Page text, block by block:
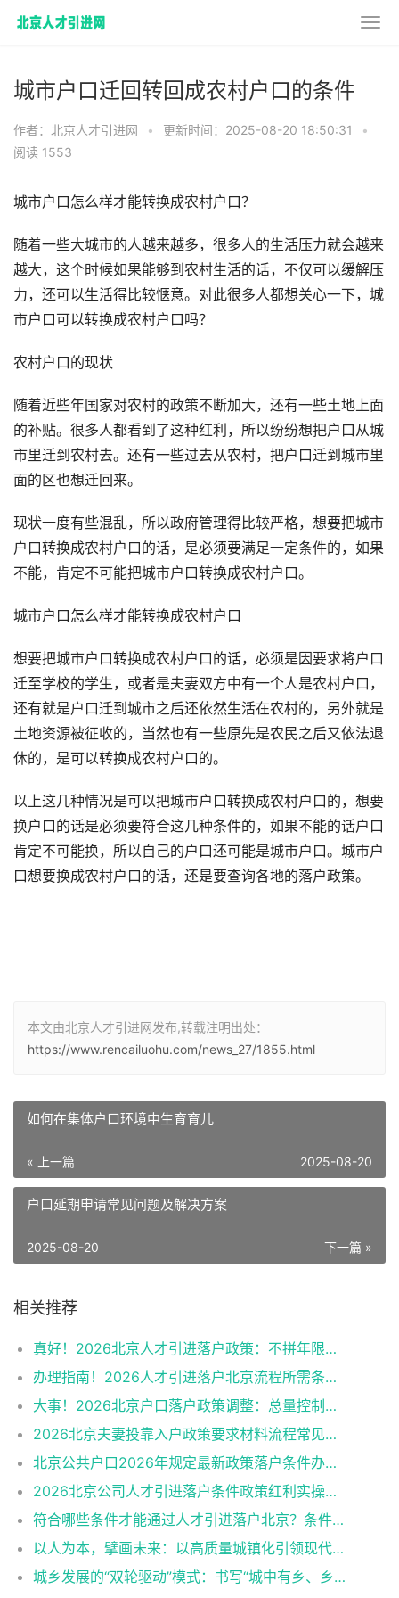
城市户口迁回转回成农村户口的条件
作者：北京人才引进网 • 更新时间：2025-08-20 18:50:31
•
阅读 1553
城市户口怎么样才能转换成农村户口？
随着一些大城市的人越来越多，很多人的生活压力就会越来
越大，这个时候如果能够到农村生活的话，不仅可以缓解压
力，还可以生活得比较惬意。对此很多人都想关心一下，城
市户口可以转换成农村户口吗？
农村户口的现状
随着近些年国家对农村的政策不断加大，还有一些土地上面
的补贴。很多人都看到了这种红利，所以纷纷想把户口从城
市里迁到农村去。还有一些过去从农村，把户口迁到城市里
面的区也想迁回来。
现状一度有些混乱，所以政府管理得比较严格，想要把城市
户口转换成农村户口的话，是必须要满足一定条件的，如果
不能，肯定不可能把城市户口转换成农村户口。
城市户口怎么样才能转换成农村户口
想要把城市户口转换成农村户口的话，必须是因要求将户口
迁至学校的学生，或者是夫妻双方中有一个人是农村户口，
还有就是户口迁到城市之后还依然生活在农村的，另外就是
土地资源被征收的，当然也有一些原先是农民之后又依法退
休的，是可以转换成农村户口的。
以上这几种情况是可以把城市户口转换成农村户口的，想要
换户口的话是必须要符合这几种条件的，如果不能的话户口
肯定不可能换，所以自己的户口还可能是城市户口。城市户
口想要换成农村户口的话，还是要查询各地的落户政策。
本文由北京人才引进网发布,转载注明出处：
https://www.rencailuohu.com/news_27/1855.html
如何在集体户口环境中生育育儿
« 上一篇 2025-08-20
户口延期申请常见问题及解决方案
下一篇 »
2025-08-20
相关推荐
真好！2026北京人才引进落户政策：不拼年限拼实力
办理指南！2026人才引进落户北京流程所需条件申报资料
大事！2026北京户口落户政策调整：总量控制、条件松绑
2026北京夫妻投靠入户政策要求材料流程常见问题
北京公共户口2026年规定最新政策落户条件办理程序
2026北京公司人才引进落户条件政策红利实操细节
符合哪些条件才能通过人才引进落户北京？条件高不高？
以人为本，擘画未来：以高质量城镇化引领现代化新征程
城乡发展的“双轮驱动”模式：书写“城中有乡、乡中有城”